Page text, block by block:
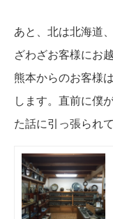
あと、北は北海道
ざわざお客様にお
熊本からのお客様
します。直前に僕
た話に引っ張られ